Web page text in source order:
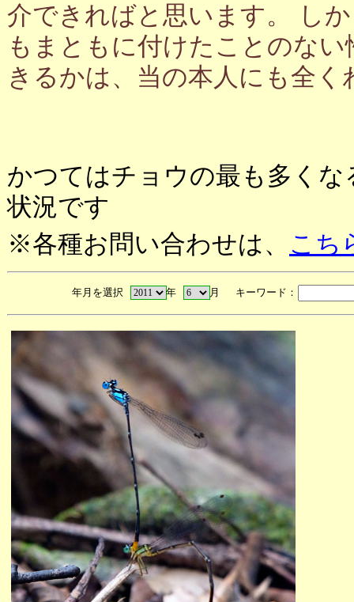
介できればと思います。 し
もまともに付けたことのな
きるかは、当の本人にも全く
かつてはチョウの最も多く
状況です
※各種お問い合わせは、 こち
年月を選択 年 月 キーワード：